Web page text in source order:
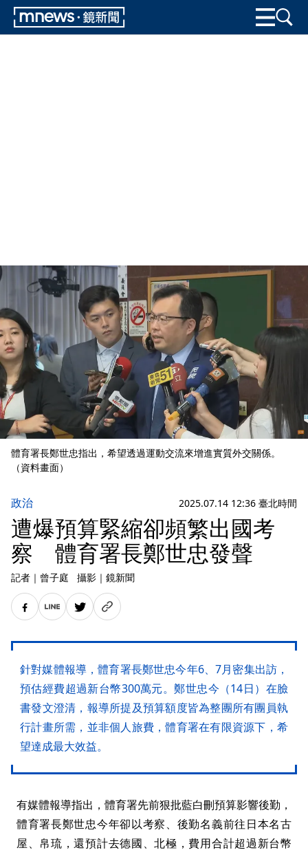
體育署長鄭世忠指出，希望透過運動交流來增進實質外交關係。
（資料畫面）
政治 2025.07.14 12:36 臺北時間
遭爆預算緊縮卻頻繁出國考
察 體育署長鄭世忠發聲
記者 ｜ 曾子庭 攝影 ｜ 鏡新聞
針對媒體報導，體育署長鄭世忠今年6、7月密集出訪，
預估經費超過新台幣300萬元。鄭世忠今（14日）在臉
書發文澄清，報導所提及預算額度皆為整團所有團員執
行計畫所需，並非個人旅費，體育署在有限資源下，希
望達成最大效益。
有媒體報導指出，體育署先前狠批藍白刪預算影響後勤，
體育署長鄭世忠今年卻以考察、後勤名義前往日本名古
屋、帛琉，還預計去德國、北極，費用合計超過新台幣